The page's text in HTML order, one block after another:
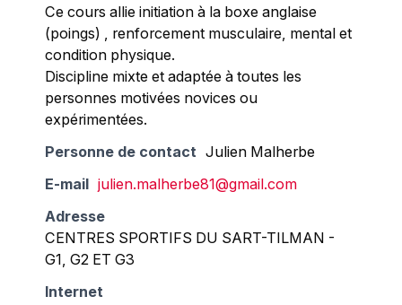
Ce cours allie initiation à la boxe anglaise
(poings) , renforcement musculaire, mental et
condition physique.
Discipline mixte et adaptée à toutes les
personnes motivées novices ou
expérimentées.
Personne de contact Julien Malherbe
E-mail julien.malherbe81@gmail.com
Adresse
CENTRES SPORTIFS DU SART-TILMAN -
G1, G2 ET G3
Internet